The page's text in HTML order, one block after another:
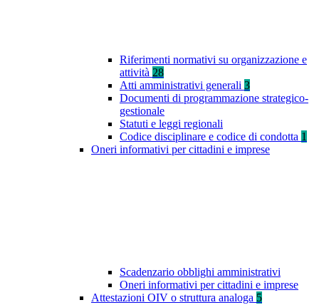
Riferimenti normativi su organizzazione e
attività 28
Atti amministrativi generali 3
Documenti di programmazione strategico-
gestionale
Statuti e leggi regionali
Codice disciplinare e codice di condotta 1
Oneri informativi per cittadini e imprese
Scadenzario obblighi amministrativi
Oneri informativi per cittadini e imprese
Attestazioni OIV o struttura analoga 5